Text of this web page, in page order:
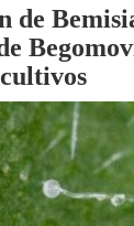
de
cultivos